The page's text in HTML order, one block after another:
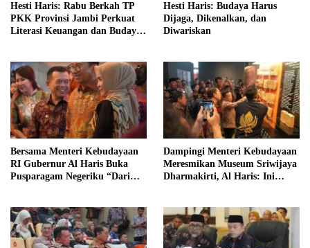
Hesti Haris: Rabu Berkah TP
PKK Provinsi Jambi Perkuat
Literasi Keuangan dan Budaya
Hesti Haris: Budaya Harus
Dijaga, Dikenalkan, dan
Diwariskan
Bersama Menteri Kebudayaan
RI Gubernur Al Haris Buka
Pusparagam Negeriku “Dari
Dampingi Menteri Kebudayaan
Meresmikan Museum Sriwijaya
Dharmakirti, Al Haris: Ini